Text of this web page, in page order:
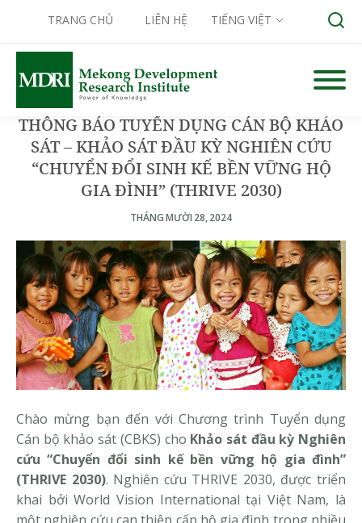
Skip
content
TRANG CHỦ LIÊN HỆ TIẾNG VIỆT
THÔNG BÁO TUYỂN DỤNG CÁN BỘ KHẢO
SÁT – KHẢO SÁT ĐẦU KỲ NGHIÊN CỨU
“CHUYỂN ĐỔI SINH KẾ BỀN VỮNG HỘ
GIA ĐÌNH” (THRIVE 2030)
THÁNG MƯỜI 28, 2024
Chào mừng bạn đến với Chương trình Tuyển dụng
Cán bộ khảo sát (CBKS) cho Khảo sát đầu kỳ Nghiên
cứu “Chuyển đổi sinh kế bền vững hộ gia đình”
(THRIVE 2030). Nghiên cứu THRIVE 2030, được triển
khai bởi World Vision International tại Việt Nam, là
một nghiên cứu can thiệp cấp hộ gia đình trong nhiều